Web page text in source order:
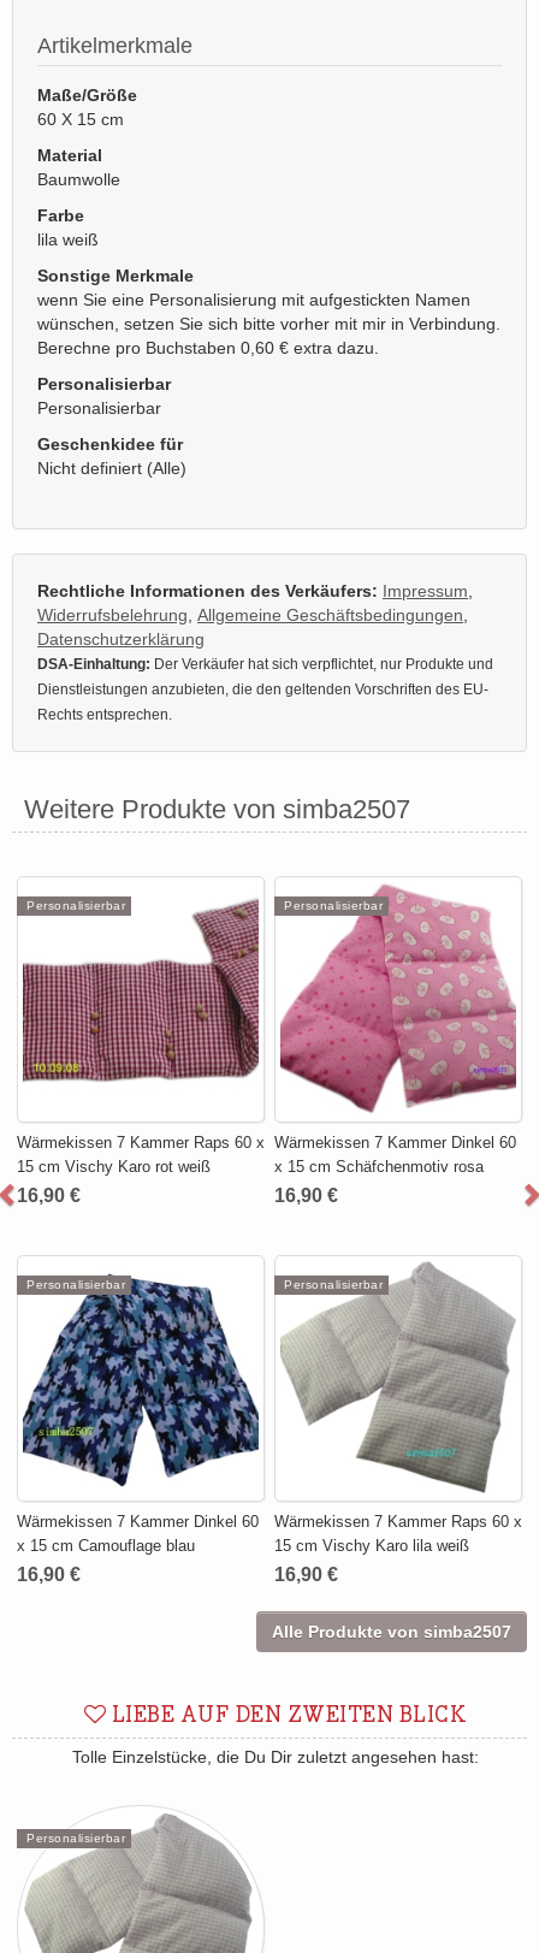
Artikelmerkmale
Maße/Größe
60 X 15 cm
Material
Baumwolle
Farbe
lila weiß
Sonstige Merkmale
wenn Sie eine Personalisierung mit aufgestickten Namen
wünschen, setzen Sie sich bitte vorher mit mir in Verbindung.
Berechne pro Buchstaben 0,60 € extra dazu.
Personalisierbar
Personalisierbar
Geschenkidee für
Nicht definiert (Alle)
Rechtliche Informationen des Verkäufers: Impressum
Widerrufsbelehrung Allgemeine Geschäftsbedingungen
Datenschutzerklärung
DSA-Einhaltung: Der Verkäufer hat sich verpflichtet, nur Produkte und
Dienstleistungen anzubieten, die den geltenden Vorschriften des EU-
Rechts entsprechen.
Weitere Produkte von simba2507
Personalisierbar
Wärmekissen 7 Kammer Raps 60 x
15 cm Vischy Karo rot weiß
16,90 €
Personalisierbar
Wärmekissen 7 Kammer Dinkel 60
x 15 cm Schäfchenmotiv rosa
16,90 €
Personalisierbar
Wärmekissen 7 Kammer Dinkel 60
x 15 cm Camouflage blau
16,90 €
Personalisierbar
Wärmekissen 7 Kammer Raps 60 x
15 cm Vischy Karo lila weiß
16,90 €
Alle Produkte von simba2507
LIEBE AUF DEN ZWEITEN BLICK
Tolle Einzelstücke, die Du Dir zuletzt angesehen hast:
Personalisierbar